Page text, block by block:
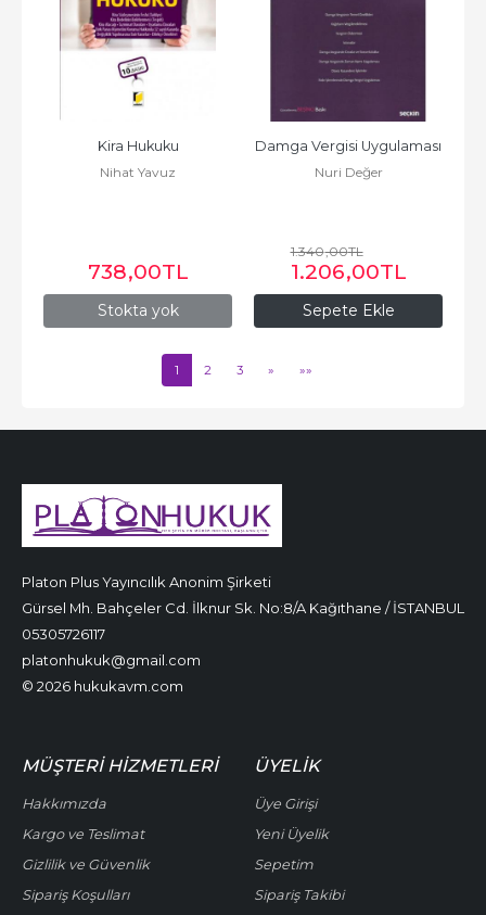
Stokta yok
Kira Hukuku
Nihat Yavuz
738,00TL
Sepete Ekle
Damga Vergisi Uygulaması
Nuri Değer
1.340,00TL
1.206,00TL
1 2 3 » »»
Platon Plus Yayıncılık Anonim Şirketi
Gürsel Mh. Bahçeler Cd. İlknur Sk. No:8/A Kağıthane / İSTANBUL
05305726117
platonhukuk@gmail.com
© 2026 hukukavm.com
MÜŞTERI HIZMETLERI
Hakkımızda
Kargo ve Teslimat
Gizlilik ve Güvenlik
Sipariş Koşulları
ÜYELIK
Üye Girişi
Yeni Üyelik
Sepetim
Sipariş Takibi